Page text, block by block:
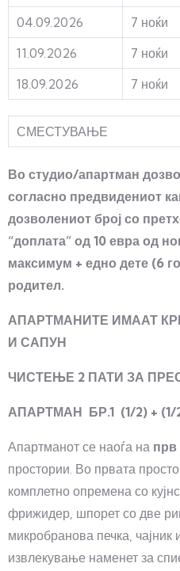
04.09.2026
7 ноќи
11.09.2026
7 ноќи
18.09.2026
7 ноќи
СМЕСТУВАЊЕ
Во студио/апартман
согласно предвидениот
дозволениот број со
“доплата” од 10 евра од
максимум + едно дете (6
родител.
АПАРТМАНИТЕ ИМААТ
И САПУН
ЧИСТЕЊЕ 2 ПАТИ ЗА
АПАРТМАН БР.1 (1/2) + (1/
Апартманот се наоѓа на прв
простории. Во првата
комплетно опремена со
фрижидер, шпорет со две
микробранова печка, чајник
извлекување наменет за